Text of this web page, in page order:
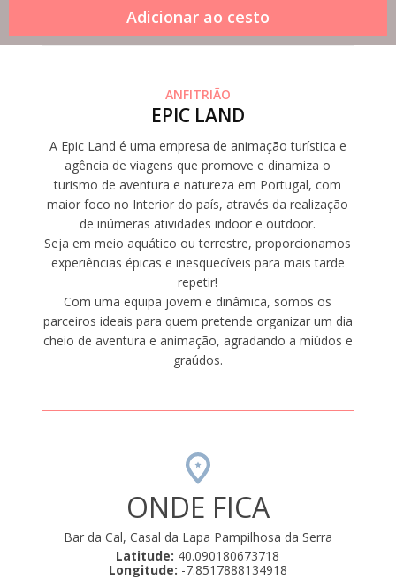
ANFITRIÃO
EPIC LAND
A Epic Land é uma empresa de animação turística e
agência de viagens que promove e dinamiza o
turismo de aventura e natureza em Portugal, com
maior foco no Interior do país, através da realização
de inúmeras atividades indoor e outdoor.
Seja em meio aquático ou terrestre, proporcionamos
experiências épicas e inesquecíveis para mais tarde
repetir!
Com uma equipa jovem e dinâmica, somos os
parceiros ideais para quem pretende organizar um dia
cheio de aventura e animação, agradando a miúdos e
graúdos.
ONDE FICA
Bar da Cal, Casal da Lapa Pampilhosa da Serra
Latitude: 40.090180673718
Longitude: -7.8517888134918